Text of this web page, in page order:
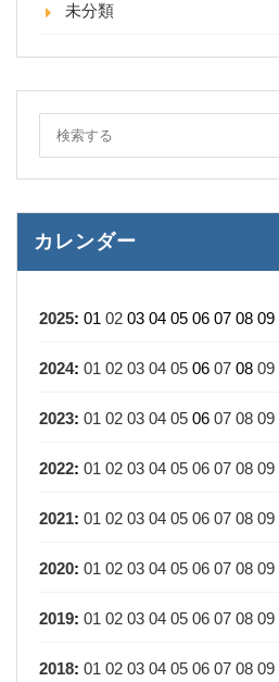
未分類
カレンダー
2025: 01 02 03 04 05 06 07 08 09
2024: 01 02 03 04 05 06 07 08 09
2023: 01 02 03 04 05 06 07 08 09
2022: 01 02 03 04 05 06 07 08 09
2021: 01 02 03 04 05 06 07 08 09
2020: 01 02 03 04 05 06 07 08 09
2019: 01 02 03 04 05 06 07 08 09
2018: 01 02 03 04 05 06 07 08 09